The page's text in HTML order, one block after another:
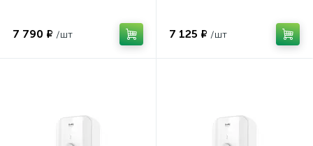
7 790 ₽ /шт 7 125 ₽ /шт